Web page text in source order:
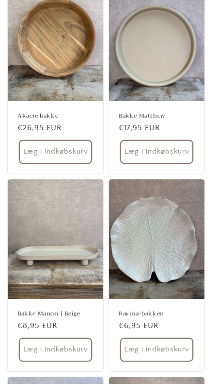
Akacie bakke
Normalpris
€26,95 EUR
Læg i indkøbskurv
Bakke Matthew
Normalpris
€17,95 EUR
Læg i indkøbskurv
Bakke Manon | Beige
Normalpris
€8,95 EUR
Læg i indkøbskurv
Ravina-bakken
Normalpris
€6,95 EUR
Læg i indkøbskurv